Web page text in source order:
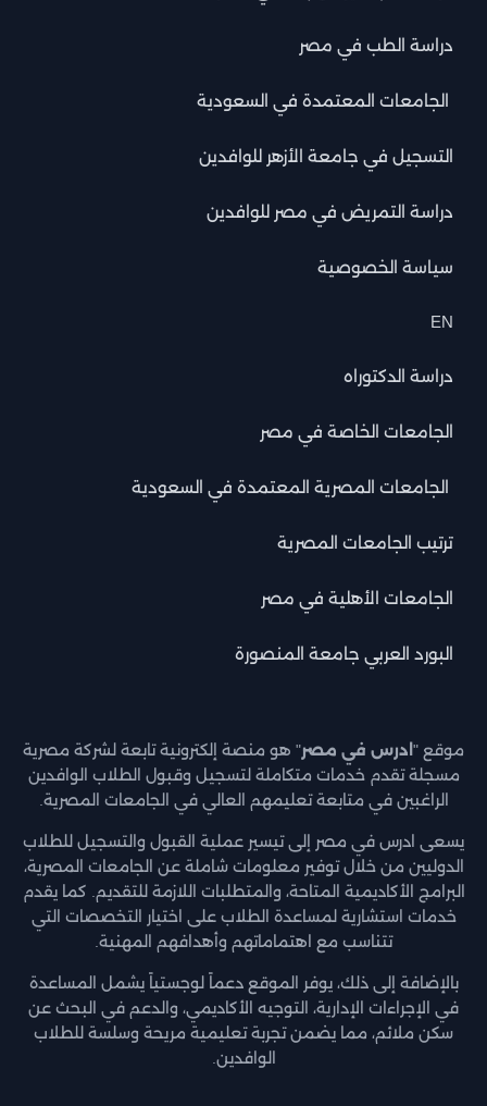
دراسة الطب في مصر
الجامعات المعتمدة في السعودية
التسجيل في جامعة الأزهر للوافدين
دراسة التمريض في مصر للوافدين
سياسة الخصوصية
EN
دراسة الدكتوراه
الجامعات الخاصة في مصر
الجامعات المصرية المعتمدة في السعودية
ترتيب الجامعات المصرية
الجامعات الأهلية في مصر
البورد العربي جامعة المنصورة
موقع " ادرس في مصر" هو منصة إلكترونية تابعة لشركة مصرية
مسجلة تقدم خدمات متكاملة لتسجيل وقبول الطلاب الوافدين
الراغبين في متابعة تعليمهم العالي في الجامعات المصرية.
يسعى ادرس في مصر إلى تيسير عملية القبول والتسجيل للطلاب
الدوليين من خلال توفير معلومات شاملة عن الجامعات المصرية،
البرامج الأكاديمية المتاحة، والمتطلبات اللازمة للتقديم. كما يقدم
خدمات استشارية لمساعدة الطلاب على اختيار التخصصات التي
تتناسب مع اهتماماتهم وأهدافهم المهنية.
بالإضافة إلى ذلك، يوفر الموقع دعماً لوجستياً يشمل المساعدة
في الإجراءات الإدارية، التوجيه الأكاديمي، والدعم في البحث عن
سكن ملائم، مما يضمن تجربة تعليمية مريحة وسلسة للطلاب
الوافدين.